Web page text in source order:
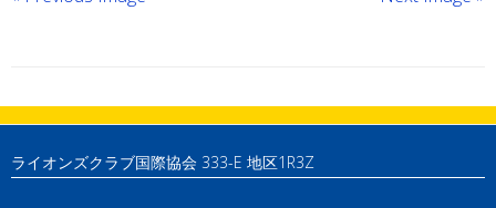
ライオンズクラブ国際協会 333-E 地区1R3Z